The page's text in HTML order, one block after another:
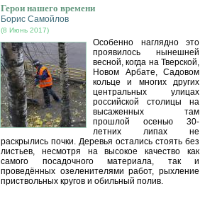
Герои нашего времени
Борис Самойлов
(8 Июнь 2017)
Особенно наглядно это
проявилось нынешней
весной, когда на Тверской,
Новом Арбате, Садовом
кольце и многих других
центральных улицах
российской столицы на
высаженных там
прошлой осенью 30-
летних липах не
раскрылись почки. Деревья остались стоять без
листьев, несмотря на высокое качество как
самого посадочного материала, так и
проведённых озеленителями работ, рыхление
приствольных кругов и обильный полив.